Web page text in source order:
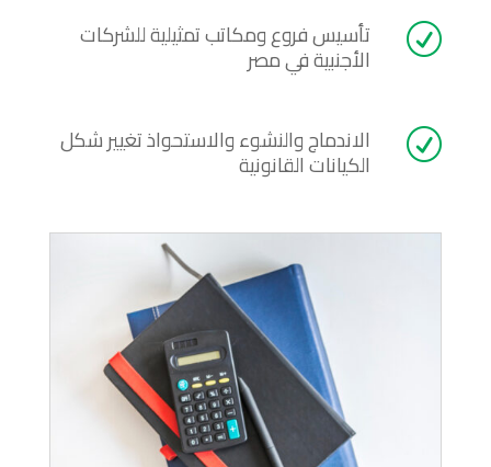
R تأسيس فروع ومكاتب تمثيلية للشركات
الأجنبية في مصر
R الاندماج والنشوء والاستحواذ تغيير شكل
الكيانات القانونية